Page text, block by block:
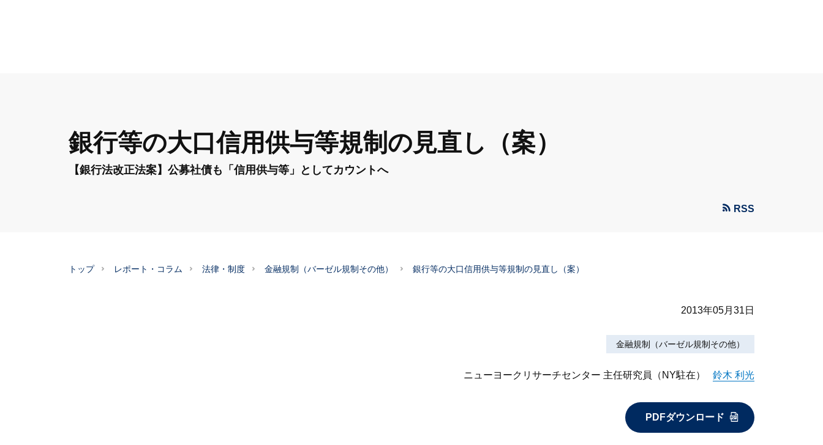
銀行等の大口信用供与等規制の見直し（案）
【銀行法改正法案】公募社債も「信用供与等」としてカウントへ
RSS
トップ レポート・コラム 法律・制度 金融規制（バーゼル規制その他） 銀行等の大口信用供与等規制の見直し（案）
2013年05月31日
金融規制（バーゼル規制その他）
ニューヨークリサーチセンター 主任研究員（NY駐在） 鈴木 利光
PDFダウンロード